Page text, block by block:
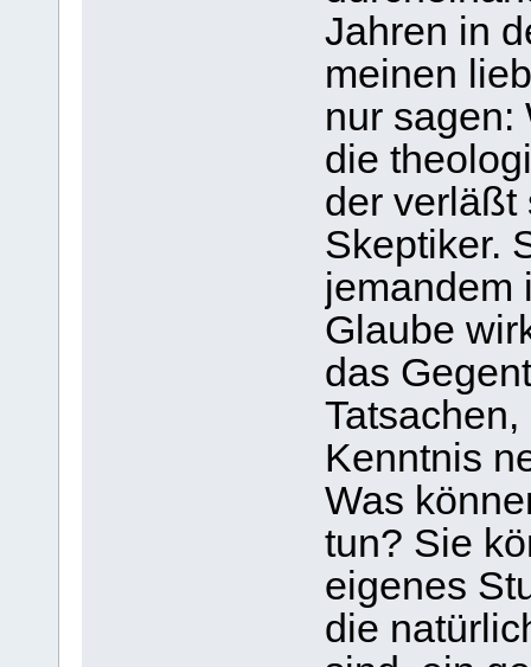
Jahren in
meinen
nur sagen:
die
der verläßt
Skeptiker.
jemandem
Glaube
das
Kenntnis
Was
tun? Sie
eigenes
die